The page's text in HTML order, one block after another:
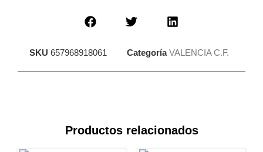
SKU 657968918061 Categoría VALENCIA C.F.
Productos relacionados